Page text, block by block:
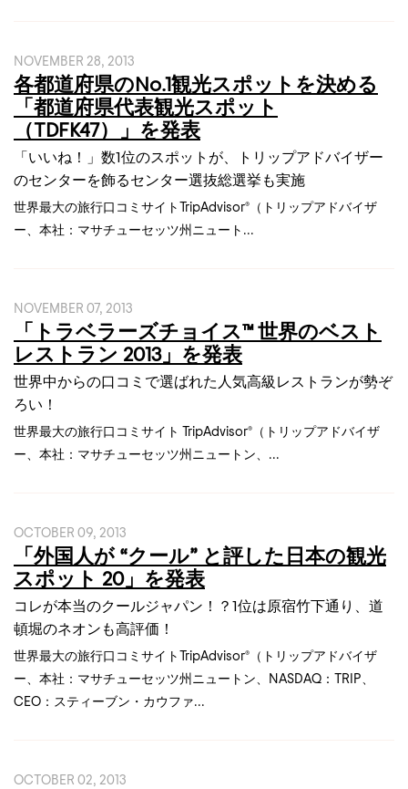
NOVEMBER 28, 2013
各都道府県のNo.1観光スポットを決める
「都道府県代表観光スポット
（TDFK47）」を発表
「いいね！」数1位のスポットが、トリップアドバイザー
のセンターを飾るセンター選抜総選挙も実施
世界最大の旅行口コミサイトTripAdvisor®（トリップアドバイザ
ー、本社：マサチューセッツ州ニュート...
NOVEMBER 07, 2013
「トラベラーズチョイス™ 世界のベスト
レストラン 2013」を発表
世界中からの口コミで選ばれた人気高級レストランが勢ぞ
ろい！
世界最大の旅行口コミサイト TripAdvisor®（トリップアドバイザ
ー、本社：マサチューセッツ州ニュートン、...
OCTOBER 09, 2013
「外国人が “クール” と評した日本の観光
スポット 20」を発表
コレが本当のクールジャパン！？1位は原宿竹下通り、道
頓堀のネオンも高評価！
世界最大の旅行口コミサイトTripAdvisor®（トリップアドバイザ
ー、本社：マサチューセッツ州ニュートン、NASDAQ：TRIP、
CEO：スティーブン・カウファ...
OCTOBER 02, 2013